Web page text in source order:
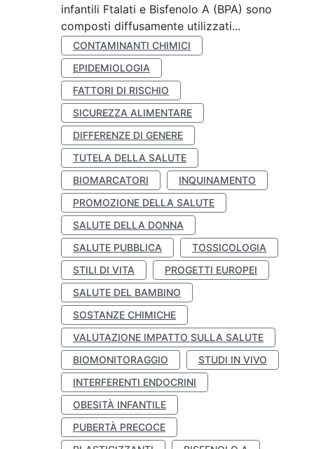
infantili Ftalati e Bisfenolo A (BPA) sono
composti diffusamente utilizzati...
CONTAMINANTI CHIMICI
EPIDEMIOLOGIA
FATTORI DI RISCHIO
SICUREZZA ALIMENTARE
DIFFERENZE DI GENERE
TUTELA DELLA SALUTE
BIOMARCATORI
INQUINAMENTO
PROMOZIONE DELLA SALUTE
SALUTE DELLA DONNA
SALUTE PUBBLICA
TOSSICOLOGIA
STILI DI VITA
PROGETTI EUROPEI
SALUTE DEL BAMBINO
SOSTANZE CHIMICHE
VALUTAZIONE IMPATTO SULLA SALUTE
BIOMONITORAGGIO
STUDI IN VIVO
INTERFERENTI ENDOCRINI
OBESITÀ INFANTILE
PUBERTÀ PRECOCE